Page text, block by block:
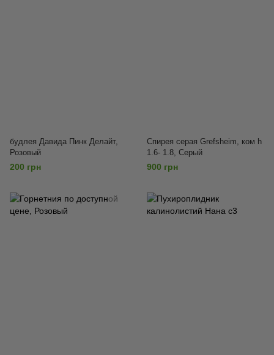
будлея Давида Пинк Делайт,
Розовый
200 грн
Спирея серая Grefsheim, ком h
1.6- 1.8, Серый
900 грн